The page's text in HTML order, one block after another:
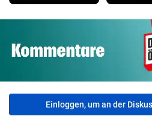
Einloggen, um an der